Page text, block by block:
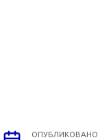
ОПУБЛИКОВАНО